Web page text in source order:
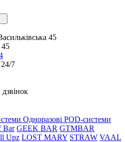
45
45
7
Одноразові POD-системи
Bar GEEK BAR GTMBAR
Upz LOST MARY STRAW VAAL